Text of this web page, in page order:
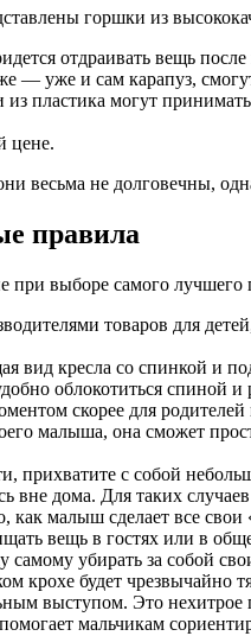
горшки из
отдраивать вещь
уже и сам карапуз,
пластика могут
цене.
весьма не долговечны,
правила
выборе самого лучшего
товаров для
вид кресла со спинкой и
облокотиться спиной
скорее для
малыша, она сможет
прихватите с собой
вне дома. Для таких
как малыш сделает все
вещь в гостях или в
убирать за собой
крохе будет чрезвычайно
выступом. Это нехитрое
мальчикам